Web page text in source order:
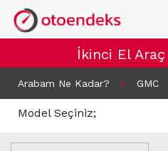
İkinci El
Arabam Ne Kadar? > GMC
Model Seçiniz;